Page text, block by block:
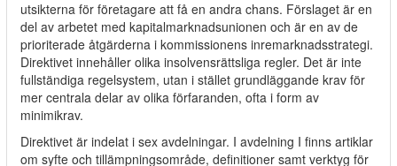
utsikterna för företagare att få en andra chans. Förslaget är en
del av arbetet med kapitalmarknadsunionen och är en av de
prioriterade åtgärderna i kommissionens inremarknadsstrategi.
Direktivet innehåller olika insolvensrättsliga regler. Det är inte
fullständiga regelsystem, utan i stället grundläggande krav för
mer centrala delar av olika förfaranden, ofta i form av
minimikrav.
Direktivet är indelat i sex avdelningar. I avdelning I finns artiklar
om syfte och tillämpningsområde, definitioner samt verktyg för